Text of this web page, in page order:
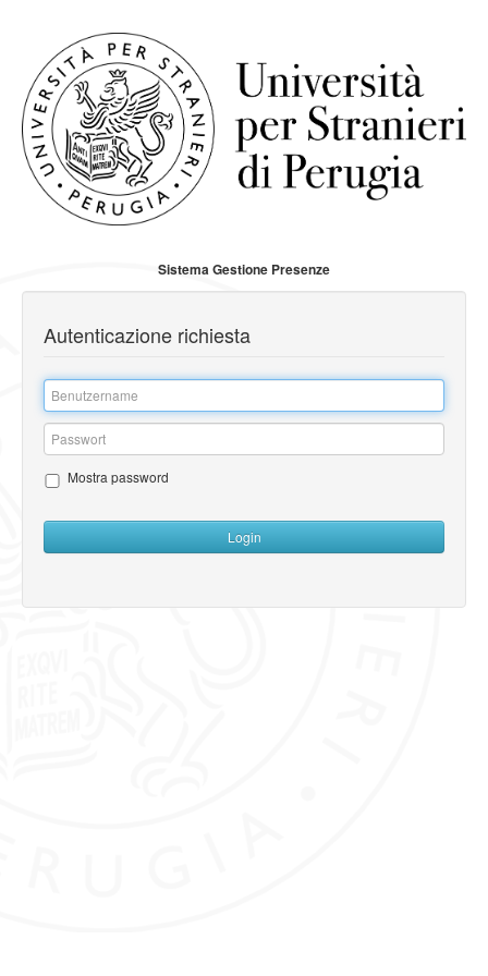
Sistema Gestione Presenze
Autenticazione richiesta
Inserire
il
nome
dell'utente
Inserire
la
password
Mostra password
Login